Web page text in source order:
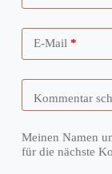
E-Mail*
Kommentar
Meinen Namen
für die nächste